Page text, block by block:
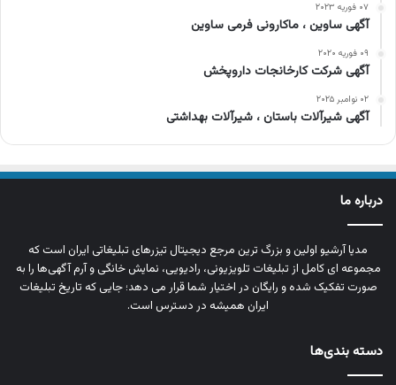
۰۷ فوریه ۲۰۲۳
آگهی ساوین ، ماکارونی فرمی ساوین
۰۹ فوریه ۲۰۲۰
آگهی شرکت کارخانجات داروپخش
۰۲ نوامبر ۲۰۲۵
آگهی شیرآلات باستان ، شیرآلات بهداشتی
درباره ما
مدیا آرشیو اولین و بزرگ‌ ترین مرجع دیجیتال تیزرهای تبلیغاتی ایران است که
مجموعه‌ ای کامل از تبلیغات تلویزیونی، رادیویی، نمایش خانگی و آرم‌ آگهی‌ها را به‌
صورت تفکیک‌ شده و رایگان در اختیار شما قرار می‌ دهد؛ جایی که تاریخ تبلیغات
ایران همیشه در دسترس است.
دسته بندی‌ها